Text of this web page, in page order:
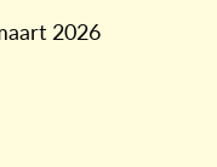
2026